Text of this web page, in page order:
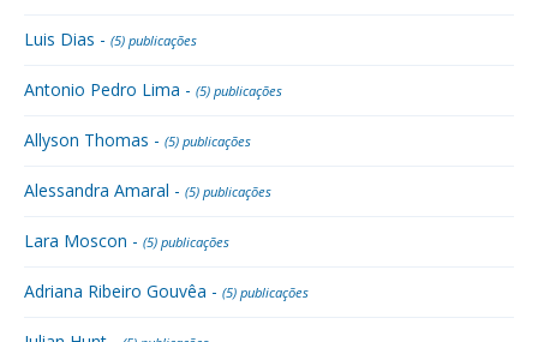
Luis Dias - (5) publicações
Antonio Pedro Lima - (5) publicações
Allyson Thomas - (5) publicações
Alessandra Amaral - (5) publicações
Lara Moscon - (5) publicações
Adriana Ribeiro Gouvêa - (5) publicações